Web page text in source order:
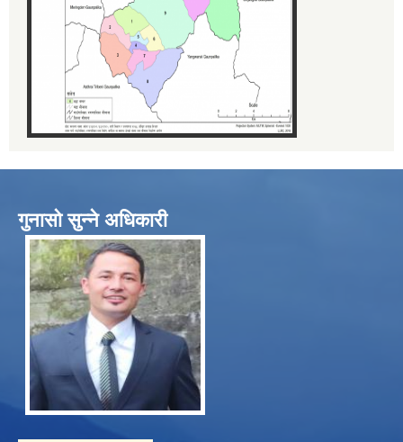
गुनासो सुन्ने अधिकारी